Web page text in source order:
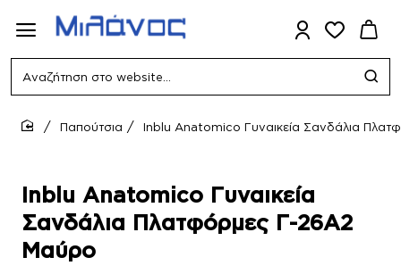
Αναζήτηση
website...
Inblu Anatomico Γυναικεία
Σανδάλια Πλατφόρμες Γ-26Α2
Μαύρο
Παπούτσια Inblu Anatomico Γυναικεία Σανδάλια